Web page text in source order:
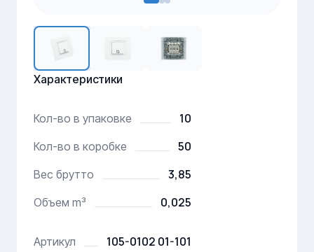
Характеристики
Кол-во в упаковке 10
Кол-во в коробке 50
Вес брутто 3,85
Объем m³ 0,025
Артикул 105-0102 01-101